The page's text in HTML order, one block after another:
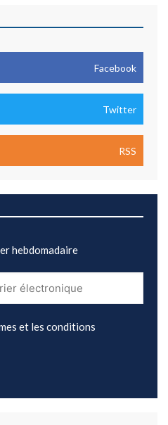
Facebook
Twitter
RSS
hebdomadaire
et les conditions